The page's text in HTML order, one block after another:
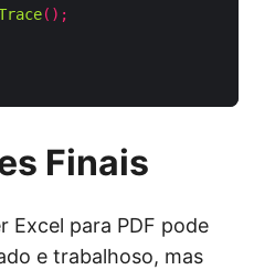
();
Finais
Excel para PDF pode
e trabalhoso, mas